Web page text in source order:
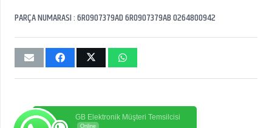
PARÇA NUMARASI : 6R0907379AD 6R0907379AB 0264800942
GB Elektronik Müşteri Temsilcisi
Online